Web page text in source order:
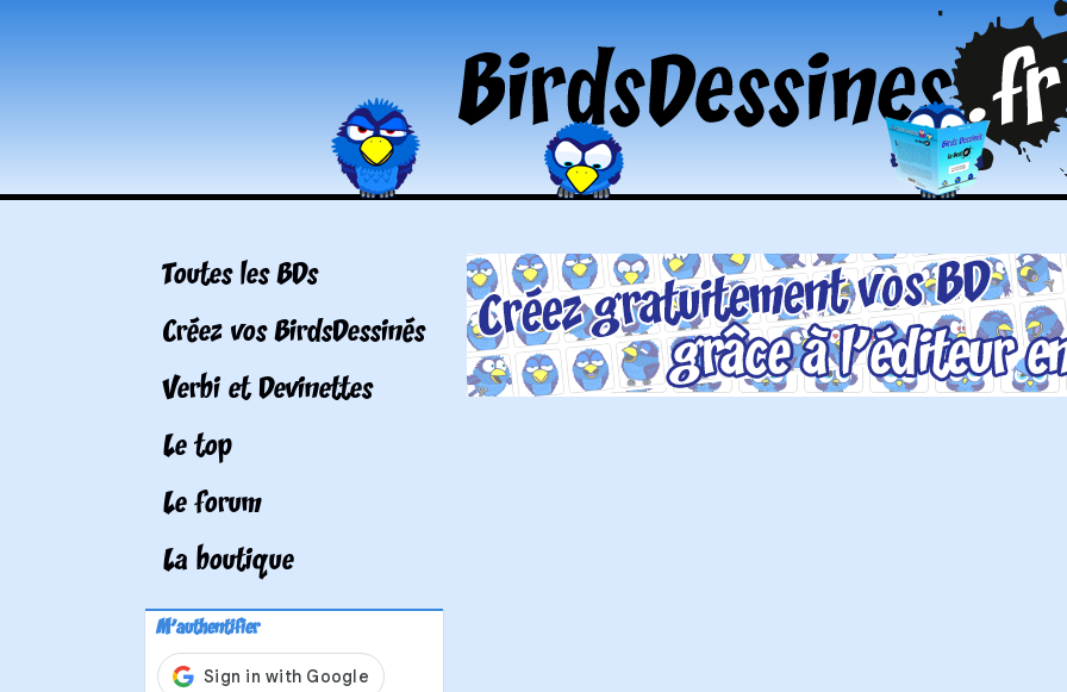
Toutes les BDs
Créez vos BirdsDessinés
Verbi et Devinettes
Le top
Le forum
La boutique
M'authentifier